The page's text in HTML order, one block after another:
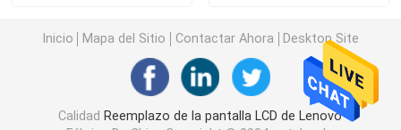
Microprocesador del circuito integrado
Cubierta de Palmrest del ordenador portátil
Inicio Mapa del Sitio Contactar Ahora Desktop Site
Calidad Reemplazo de la pantalla LCD de Lenovo